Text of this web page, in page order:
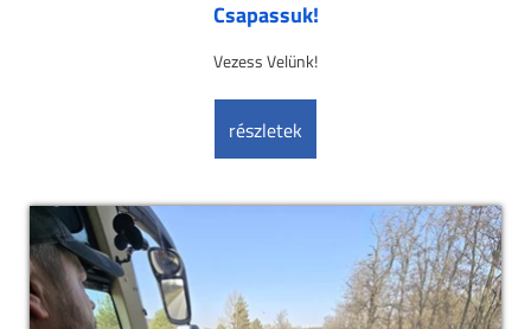
Csapassuk!
Vezess Velünk!
részletek